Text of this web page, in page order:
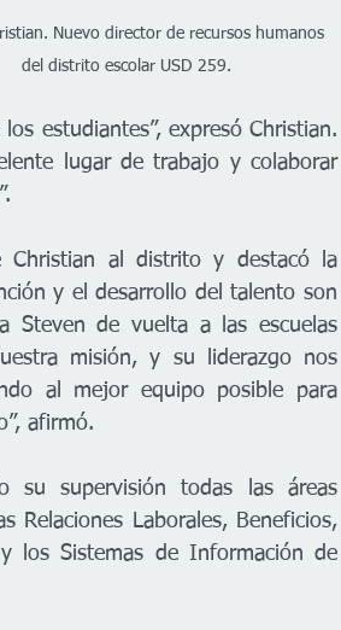
Nuevo director de recursos humanos
del distrito escolar USD 259.
estudiantes”, expresó Christian.
lugar de trabajo y colaborar
Christian al distrito y destacó la
y el desarrollo del talento son
Steven de vuelta a las escuelas
misión, y su liderazgo nos
al mejor equipo posible para
afirmó.
su supervisión todas las áreas
Relaciones Laborales, Beneficios,
los Sistemas de Información de